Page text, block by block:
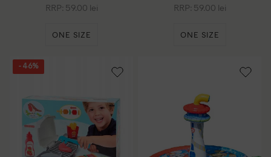
RRP: 59.00 lei
ONE SIZE
RRP: 59.00 lei
ONE SIZE
- 46%